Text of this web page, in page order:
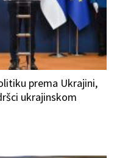
prema Ukrajini,
ukrajinskom